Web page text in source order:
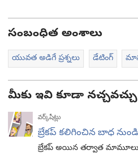
సంబంధిత అంశాలు
యువత అడిగే ప్రశ్నలు డేటింగ్‌
మీకు ఇవి కూడా నచ్చవచ్చు
వర్క్‌షీట్లు
బ్రేకప్‌ కలిగించిన బాధ
బ్రేకప్‌ అయిన తర్వాత